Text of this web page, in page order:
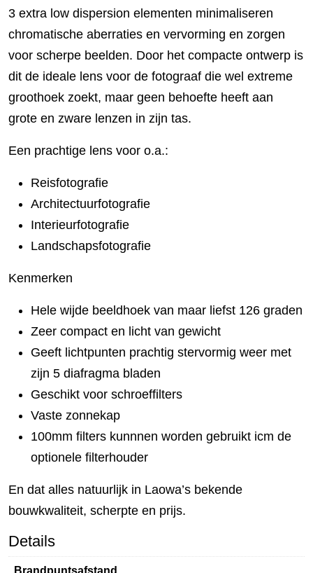
3 extra low dispersion elementen minimaliseren
chromatische aberraties en vervorming en zorgen
voor scherpe beelden. Door het compacte ontwerp is
dit de ideale lens voor de fotograaf die wel extreme
groothoek zoekt, maar geen behoefte heeft aan
grote en zware lenzen in zijn tas.
Een prachtige lens voor o.a.:
Reisfotografie
Architectuurfotografie
Interieurfotografie
Landschapsfotografie
Kenmerken
Hele wijde beeldhoek van maar liefst 126 graden
Zeer compact en licht van gewicht
Geeft lichtpunten prachtig stervormig weer met
zijn 5 diafragma bladen
Geschikt voor schroeffilters
Vaste zonnekap
100mm filters kunnnen worden gebruikt icm de
optionele filterhouder
En dat alles natuurlijk in Laowa’s bekende
bouwkwaliteit, scherpte en prijs.
Details
Brandpuntsafstand